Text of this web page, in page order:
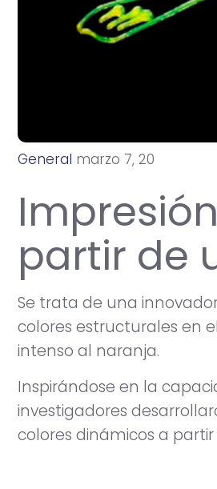
General marzo 7, 20
partir de
Se trata de una
colores estructurales en
intenso al naranja.
Inspirándose en la
investigadores
colores dinámicos a